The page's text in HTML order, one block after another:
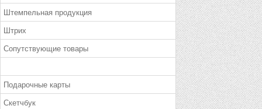
Штемпельная продукция
Штрих
Сопутствующие товары
Подарочные карты
Скетчбук